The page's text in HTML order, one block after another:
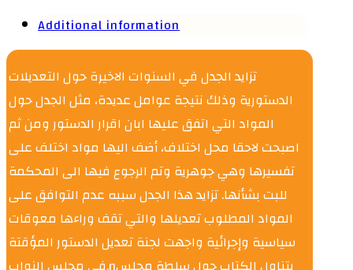
Additional information
تزايد الجدل في السنوات الاخيرة حول التعديلات
الدستورية وذلك نتيجة عوامل عديدة، مثل الجدل حول
المواد التي اتفق عليها ابان اقرار الدستور ومن ثم
اصبحت لاحقا محل اختلاف، أضف اليها مواد اختلف على
تفسيرها وهي جوهرية وتم الرجوع فيها الى المحكمة
للبت بشأنها. تزايد هذا الجدل سببه عدم التوافق على
المواد المطلوب تعديلها والتي تقف وراءها معوقات
سياسية وإجرائية واجهت لجنة تعديل الدستور المؤقتة